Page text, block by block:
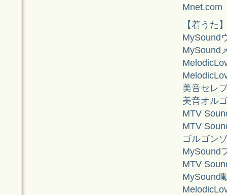
Mnet.com
【着うた
MySound
MySound
美音セレ
美音オル
MTV
MTV
ゴルゴン
MySound
MTV
MySound